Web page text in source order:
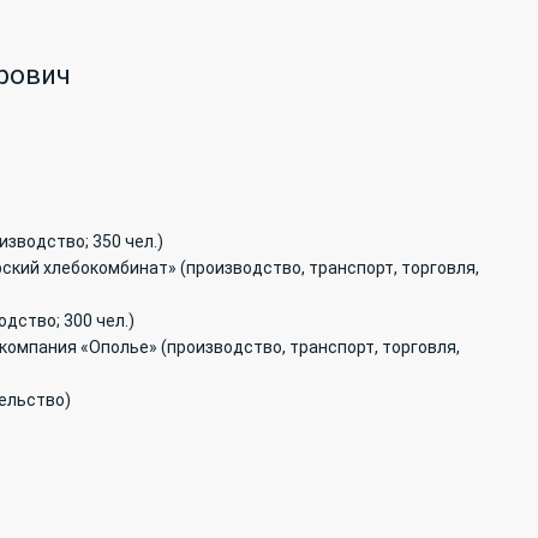
350 чел.)
хлебокомбинат» (производство, транспорт, торговля,
300 чел.)
«Ополье» (производство, транспорт, торговля,